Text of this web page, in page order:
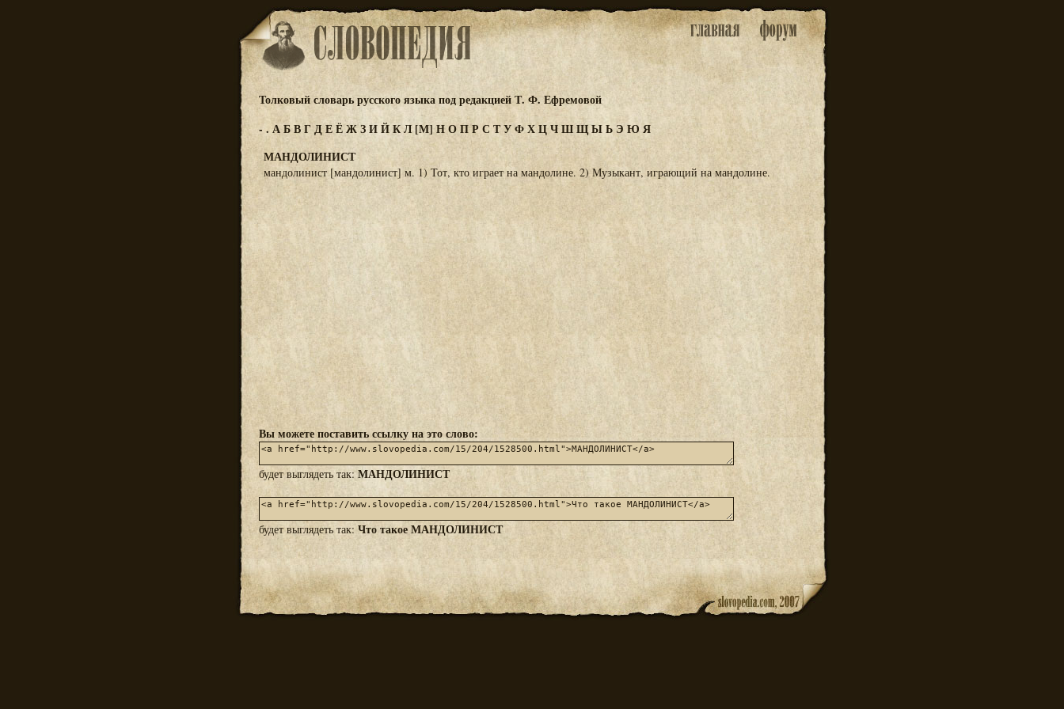
Толковый словарь русского языка под редакцией Т. Ф. Ефремовой
-. АБВГДЕЁЖЗИЙКЛ[М] НОПР С ТУФХЦЧШЩЫЬ Э Ю Я
МАНДОЛИНИСТ
мандолинист [мандолинист] м. 1) Тот, кто играет на мандолине. 2) Музыкант, играющий на мандолине.
Вы можете поставить ссылку на это слово:
будет выглядеть так:МАНДОЛИНИСТ
будет выглядеть так: Что такое МАНДОЛИНИСТ